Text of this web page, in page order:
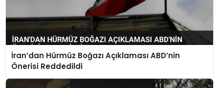
İran’dan Hürmüz Boğazı Açıklaması ABD’nin
Önerisi Reddedildi